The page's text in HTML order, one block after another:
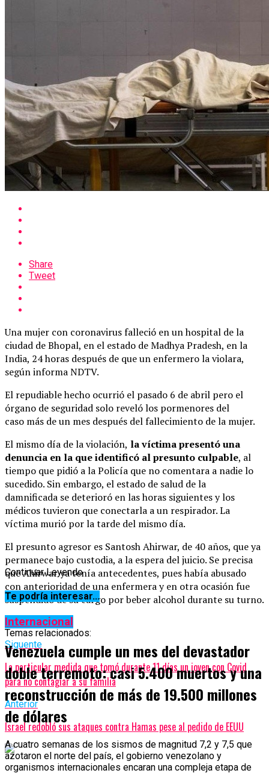
Share
Tweet
Una mujer con coronavirus falleció en un hospital de la
ciudad de Bhopal, en el estado de Madhya Pradesh, en la
India, 24 horas después de que un enfermero la violara,
según informa NDTV.
El repudiable hecho ocurrió el pasado 6 de abril pero el
órgano de seguridad solo reveló los pormenores del
caso más de un mes después del fallecimiento de la mujer.
El mismo día de la violación, la víctima presentó una
denuncia en la que identificó al presunto culpable, al
tiempo que pidió a la Policía que no comentara a nadie lo
sucedido. Sin embargo, el estado de salud de la
damnificada se deterioró en las horas siguientes y los
médicos tuvieron que conectarla a un respirador. La
víctima murió por la tarde del mismo día.
El presunto agresor es Santosh Ahirwar, de 40 años, que ya
permanece bajo custodia, a la espera del juicio. Se precisa
que Ahirwar ya tenía antecedentes, pues había abusado
con anterioridad de una enfermera y en otra ocasión fue
suspendido de su cargo por beber alcohol durante su turno.
Temas relacionados:
Siguente
La particular medida que tomó durante 11 días un joven con Covid
para no contagiar a su familia
Anterior
Israel redobló sus ataques contra Hamas pese al pedido de EEUU
Continuar Leyendo
Te podría interesar...
Internacional
Venezuela cumple un mes del devastador
doble terremoto: casi 5.400 muertos y una
reconstrucción de más de 19.500 millones
de dólares
A cuatro semanas de los sismos de magnitud 7,2 y 7,5 que
azotaron el norte del país, el gobierno venezolano y
organismos internacionales encaran una compleja etapa de